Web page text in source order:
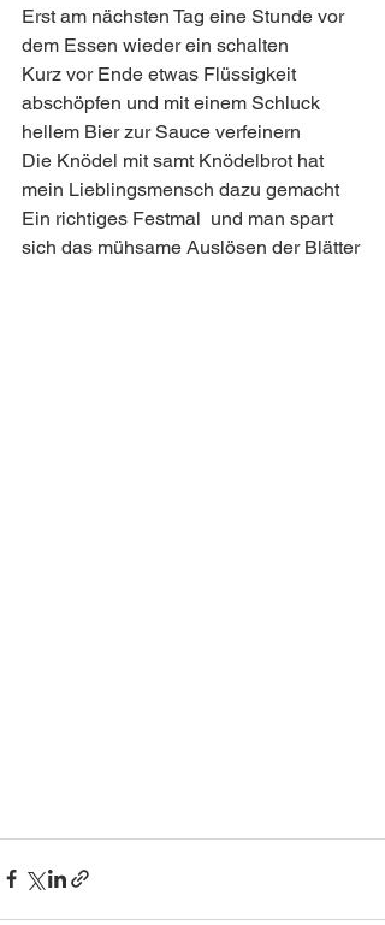
Erst am nächsten Tag eine Stunde vor
dem Essen wieder ein schalten
Kurz vor Ende etwas Flüssigkeit
abschöpfen und mit einem Schluck
hellem Bier zur Sauce verfeinern
Die Knödel mit samt Knödelbrot hat
mein Lieblingsmensch dazu gemacht
Ein richtiges Festmal  und man spart
sich das mühsame Auslösen der Blätter